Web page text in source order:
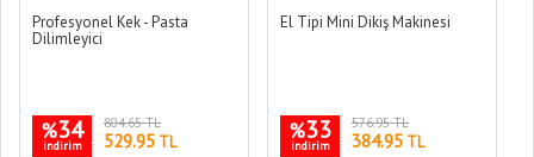
Profesyonel Kek - Pasta
Dilimleyici
%34
indirim
804.65 TL
529.95 TL
El Tipi Mini Dikiş Makinesi
%33
indirim
576.95 TL
384.95 TL